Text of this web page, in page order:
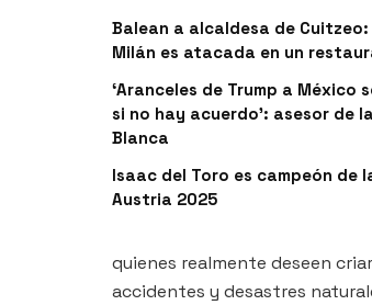
Balean a alcaldesa de Cuitzeo:
Milán es atacada en un
‘Aranceles de Trump a México
si no hay acuerdo’: asesor de
Blanca
Isaac del Toro es campeón de
Austria 2025
quienes realmente deseen
accidentes y desastres